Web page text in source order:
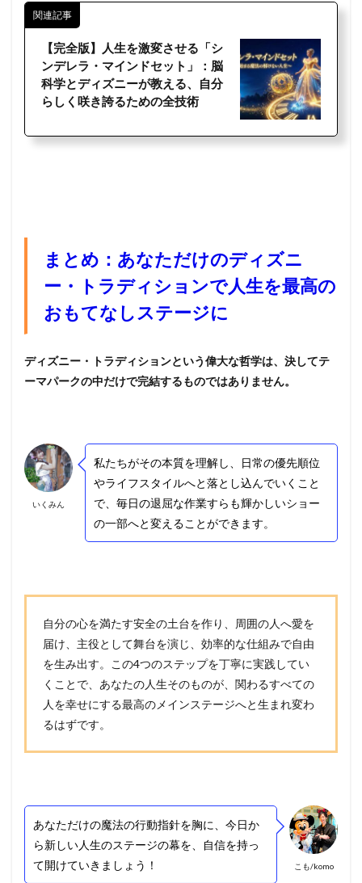
関連記事
【完全版】人生を激変させる「シ
ンデレラ・マインドセット」：脳
科学とディズニーが教える、自分
らしく咲き誇るための全技術
まとめ：あなただけのディズニ
ー・トラディションで人生を最高の
おもてなしステージに
ディズニー・トラディションという偉大な哲学は、決してテ
ーマパークの中だけで完結するものではありません。
いくみん
私たちがその本質を理解し、日常の優先順位
やライフスタイルへと落とし込んでいくこと
で、毎日の退屈な作業すらも輝かしいショー
の一部へと変えることができます。
自分の心を満たす安全の土台を作り、周囲の人へ愛を
届け、主役として舞台を演じ、効率的な仕組みで自由
を生み出す。この4つのステップを丁寧に実践してい
くことで、あなたの人生そのものが、関わるすべての
人を幸せにする最高のメインステージへと生まれ変わ
るはずです。
こも/komo
あなただけの魔法の行動指針を胸に、今日か
ら新しい人生のステージの幕を、自信を持っ
て開けていきましょう！